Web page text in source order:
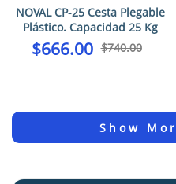
NOVAL CP-25 Cesta Plegable
Plástico. Capacidad 25 Kg
$740.00
$666.00